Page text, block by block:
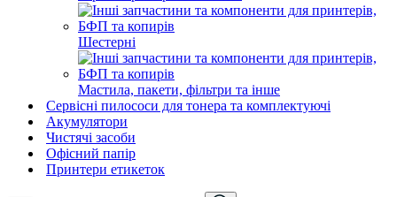
Шестерні
Мастила, пакети, фільтри та інше
Сервісні пилососи для тонера та комплектуючі
Акумулятори
Чистячі засоби
Офісний папір
Принтери етикеток